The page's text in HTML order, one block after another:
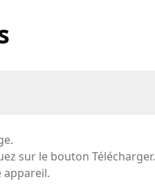
sur le bouton Télécharger.
appareil.